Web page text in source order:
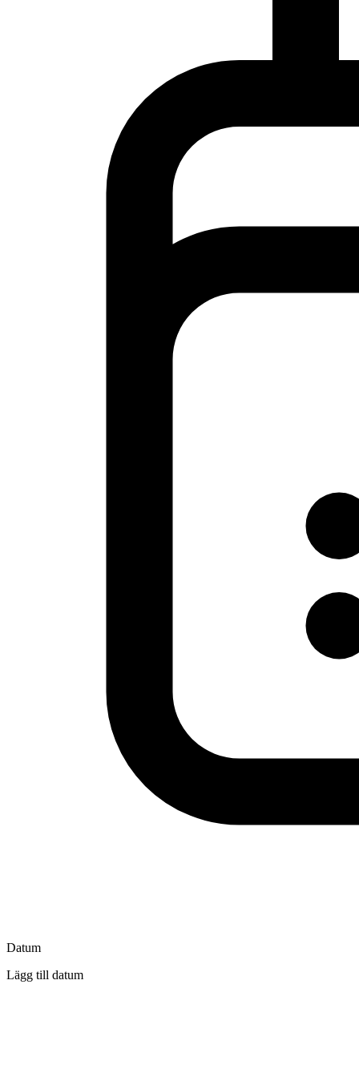
Datum
Lägg till datum